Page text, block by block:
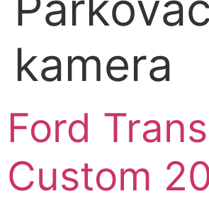
kamera
Ford
Custom